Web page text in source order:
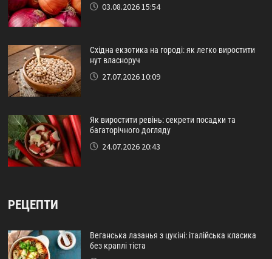
03.08.2026 15:54
Східна екзотика на городі: як легко виростити
нут власноруч
27.07.2026 10:09
Як виростити ревінь: секрети посадки та
багаторічного догляду
24.07.2026 20:43
РЕЦЕПТИ
Веганська лазанья з цукіні: італійська класика
без краплі тіста